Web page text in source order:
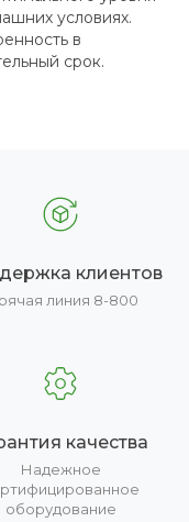
условиях.
в
срок.
клиентов
линия 8-800
качества
Надежное
оборудование